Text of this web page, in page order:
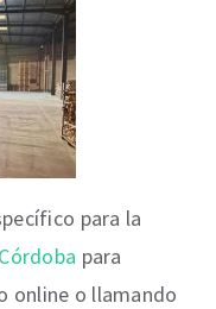
para la
para
online o llamando